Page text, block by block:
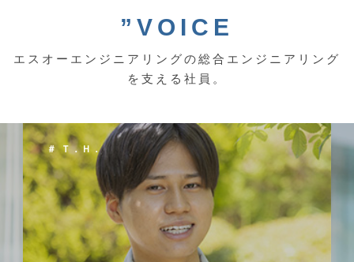
”VOICE
エスオーエンジニアリングの総合エンジニアリング
を支える社員。
＃ Ｔ．Ｈ．